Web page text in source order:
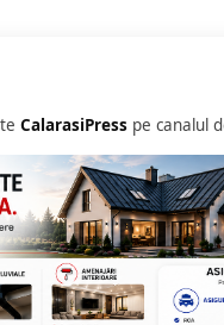
CalarasiPress pe canalul